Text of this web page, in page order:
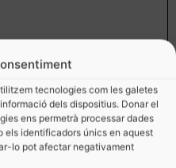
tecnologies com les galetes
dels dispositius. Donar el
ens permetrà processar dades
els identificadors únics en aquest
lo pot afectar negativament